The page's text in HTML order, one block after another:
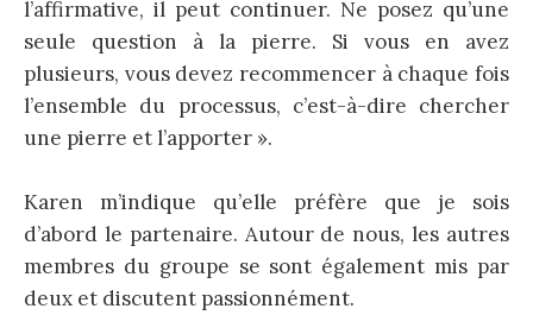
l’affirmative, il peut continuer. Ne posez qu’une
seule question à la pierre. Si vous en avez
plusieurs, vous devez recommencer à chaque fois
l’ensemble du processus, c’est-à-dire chercher
une pierre et l’apporter ».
Karen m’indique qu’elle préfère que je sois
d’abord le partenaire. Autour de nous, les autres
membres du groupe se sont également mis par
deux et discutent passionnément.